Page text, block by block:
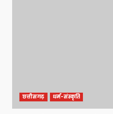
छत्तीसगढ़ धर्म-संस्कृति